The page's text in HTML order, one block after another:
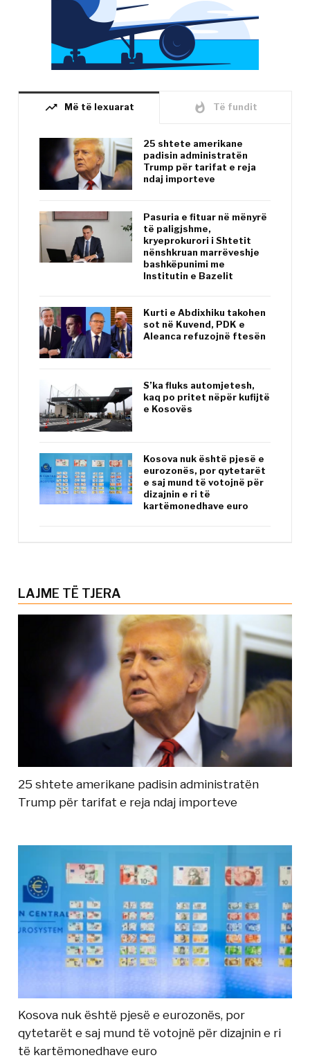
trending_up Më të lexuarat whatshot Të fundit
25 shtete amerikane
padisin administratën
Trump për tarifat e reja
ndaj importeve
Pasuria e fituar në mënyrë
të paligjshme,
kryeprokurori i Shtetit
nënshkruan marrëveshje
bashkëpunimi me
Institutin e Bazelit
Kurti e Abdixhiku takohen
sot në Kuvend, PDK e
Aleanca refuzojnë ftesën
S’ka fluks automjetesh,
kaq po pritet nëpër kufijtë
e Kosovës
Kosova nuk është pjesë e
eurozonës, por qytetarët
e saj mund të votojnë për
dizajnin e ri të
kartëmonedhave euro
LAJME TË TJERA
25 shtete amerikane padisin administratën
Trump për tarifat e reja ndaj importeve
Kosova nuk është pjesë e eurozonës, por
qytetarët e saj mund të votojnë për dizajnin e ri
të kartëmonedhave euro